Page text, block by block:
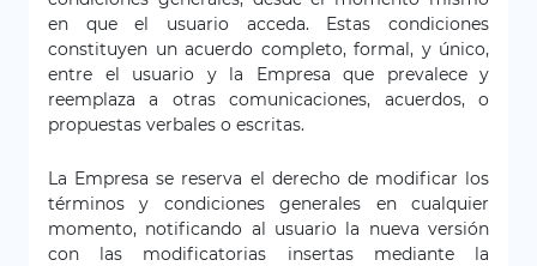
en que el usuario acceda. Estas condiciones
constituyen un acuerdo completo, formal, y único,
entre el usuario y la Empresa que prevalece y
reemplaza a otras comunicaciones, acuerdos, o
propuestas verbales o escritas.
La Empresa se reserva el derecho de modificar los
términos y condiciones generales en cualquier
momento, notificando al usuario la nueva versión
con las modificatorias insertas mediante la